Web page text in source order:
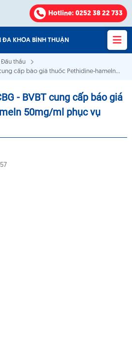
Hotline: 0252 38 22 733
ĐA KHOA BÌNH THUẬN
Đa khoa Bình Thuận
Đấu thầu
cung cấp báo giá thuốc Pethidine-hameln
- BVBT cung cấp báo giá
50mg/ml phục vụ